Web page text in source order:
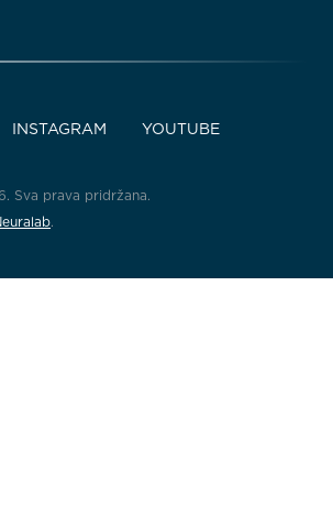
INSTAGRAM YOUTUBE
Sva prava pridržana.
.